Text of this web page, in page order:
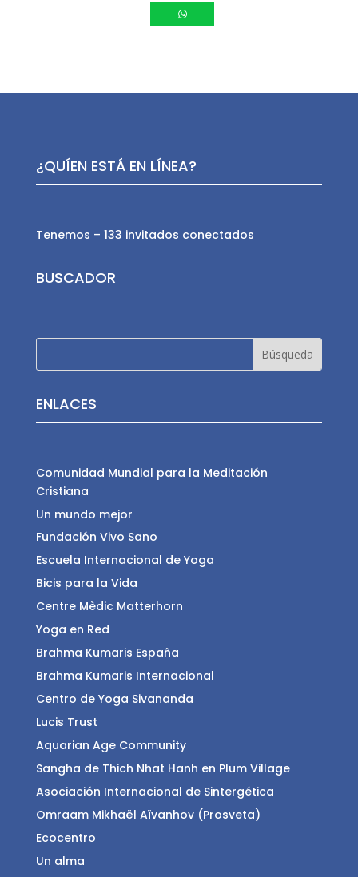
¿QUÍEN ESTÁ EN LÍNEA?
Tenemos – 133 invitados conectados
BUSCADOR
ENLACES
Comunidad Mundial para la Meditación
Cristiana
Un mundo mejor
Fundación Vivo Sano
Escuela Internacional de Yoga
Bicis para la Vida
Centre Mèdic Matterhorn
Yoga en Red
Brahma Kumaris España
Brahma Kumaris Internacional
Centro de Yoga Sivananda
Lucis Trust
Aquarian Age Community
Sangha de Thich Nhat Hanh en Plum Village
Asociación Internacional de Sintergética
Omraam Mikhaël Aïvanhov (Prosveta)
Ecocentro
Un alma